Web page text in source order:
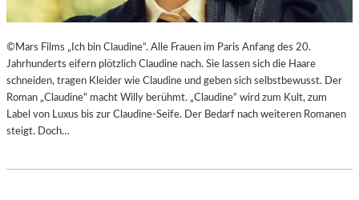
©Mars Films „Ich bin Claudine“. Alle Frauen im Paris Anfang des 20.
Jahrhunderts eifern plötzlich Claudine nach. Sie lassen sich die Haare
schneiden, tragen Kleider wie Claudine und geben sich selbstbewusst. Der
Roman „Claudine“ macht Willy berühmt. „Claudine“ wird zum Kult, zum
Label von Luxus bis zur Claudine-Seife. Der Bedarf nach weiteren Romanen
steigt. Doch…